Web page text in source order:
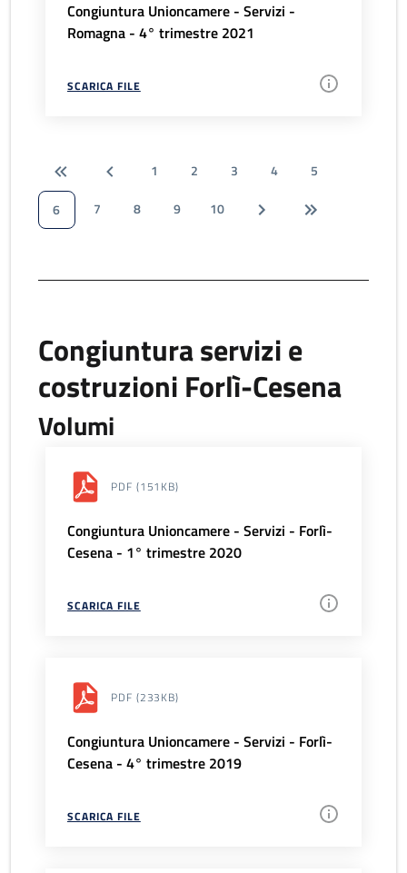
Congiuntura Unioncamere - Servizi -
Romagna - 4° trimestre 2021
SCARICA FILE
1 2 3 4
5
6
7 8 9 10
Congiuntura servizi e
costruzioni Forlì-Cesena
Volumi
PDF (151KB)
Congiuntura Unioncamere - Servizi - Forlì-
Cesena - 1° trimestre 2020
SCARICA FILE
PDF (233KB)
Congiuntura Unioncamere - Servizi - Forlì-
Cesena - 4° trimestre 2019
SCARICA FILE